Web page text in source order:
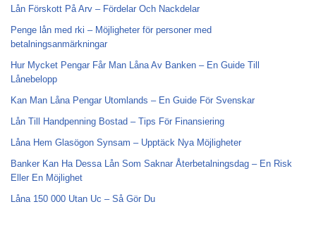
Lån Förskott På Arv – Fördelar Och Nackdelar
Penge lån med rki – Möjligheter för personer med
betalningsanmärkningar
Hur Mycket Pengar Får Man Låna Av Banken – En Guide Till
Lånebelopp
Kan Man Låna Pengar Utomlands – En Guide För Svenskar
Lån Till Handpenning Bostad – Tips För Finansiering
Låna Hem Glasögon Synsam – Upptäck Nya Möjligheter
Banker Kan Ha Dessa Lån Som Saknar Återbetalningsdag – En Risk
Eller En Möjlighet
Låna 150 000 Utan Uc – Så Gör Du